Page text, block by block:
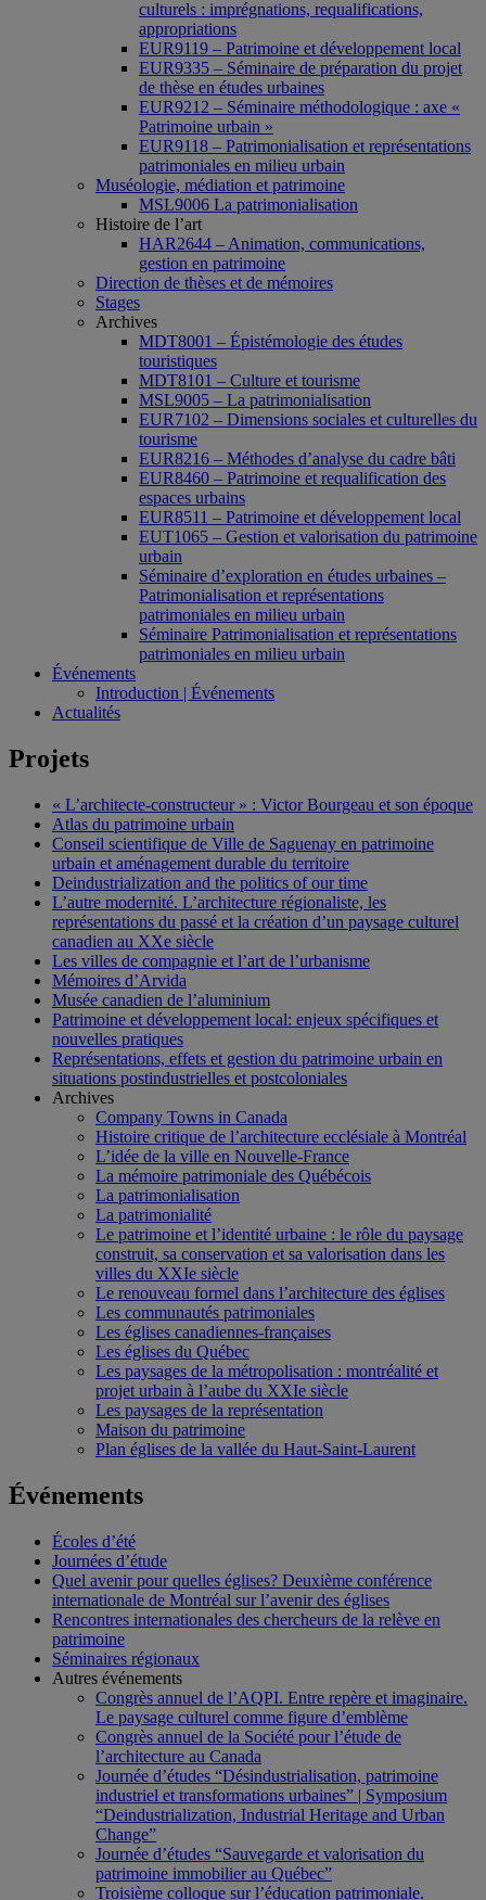
culturels : imprégnations, requalifications,
appropriations
EUR9119 – Patrimoine et développement local
EUR9335 – Séminaire de préparation du projet
de thèse en études urbaines
EUR9212 – Séminaire méthodologique : axe «
Patrimoine urbain »
EUR9118 – Patrimonialisation et représentations
patrimoniales en milieu urbain
Muséologie, médiation et patrimoine
MSL9006 La patrimonialisation
Histoire de l’art
HAR2644 – Animation, communications,
gestion en patrimoine
Direction de thèses et de mémoires
Stages
Archives
MDT8001 – Épistémologie des études
touristiques
MDT8101 – Culture et tourisme
MSL9005 – La patrimonialisation
EUR7102 – Dimensions sociales et culturelles du
tourisme
EUR8216 – Méthodes d’analyse du cadre bâti
EUR8460 – Patrimoine et requalification des
espaces urbains
EUR8511 – Patrimoine et développement local
EUT1065 – Gestion et valorisation du patrimoine
urbain
Séminaire d’exploration en études urbaines –
Patrimonialisation et représentations
patrimoniales en milieu urbain
Séminaire Patrimonialisation et représentations
patrimoniales en milieu urbain
Événements
Introduction | Événements
Actualités
Projets
« L’architecte-constructeur » : Victor Bourgeau et son époque
Atlas du patrimoine urbain
Conseil scientifique de Ville de Saguenay en patrimoine
urbain et aménagement durable du territoire
Deindustrialization and the politics of our time
L’autre modernité. L’architecture régionaliste, les
représentations du passé et la création d’un paysage culturel
canadien au XXe siècle
Les villes de compagnie et l’art de l’urbanisme
Mémoires d’Arvida
Musée canadien de l’aluminium
Patrimoine et développement local: enjeux spécifiques et
nouvelles pratiques
Représentations, effets et gestion du patrimoine urbain en
situations postindustrielles et postcoloniales
Archives
Company Towns in Canada
Histoire critique de l’architecture ecclésiale à Montréal
L’idée de la ville en Nouvelle-France
La mémoire patrimoniale des Québécois
La patrimonialisation
La patrimonialité
Le patrimoine et l’identité urbaine : le rôle du paysage
construit, sa conservation et sa valorisation dans les
villes du XXIe siècle
Le renouveau formel dans l’architecture des églises
Les communautés patrimoniales
Les églises canadiennes-françaises
Les églises du Québec
Les paysages de la métropolisation : montréalité et
projet urbain à l’aube du XXIe siècle
Les paysages de la représentation
Maison du patrimoine
Plan églises de la vallée du Haut-Saint-Laurent
Événements
Écoles d’été
Journées d’étude
Quel avenir pour quelles églises? Deuxième conférence
internationale de Montréal sur l’avenir des églises
Rencontres internationales des chercheurs de la relève en
patrimoine
Séminaires régionaux
Autres événements
Congrès annuel de l’AQPI. Entre repère et imaginaire.
Le paysage culturel comme figure d’emblème
Congrès annuel de la Société pour l’étude de
l’architecture au Canada
Journée d’études “Désindustrialisation, patrimoine
industriel et transformations urbaines” | Symposium
“Deindustrialization, Industrial Heritage and Urban
Change”
Journée d’études “Sauvegarde et valorisation du
patrimoine immobilier au Québec”
Troisième colloque sur l’éducation patrimoniale.